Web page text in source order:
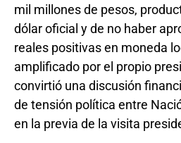
mil millones de pesos,
dólar oficial y de no haber
reales positivas en moneda
amplificado por el propio
convirtió una discusión
de tensión política entre
en la previa de la visita